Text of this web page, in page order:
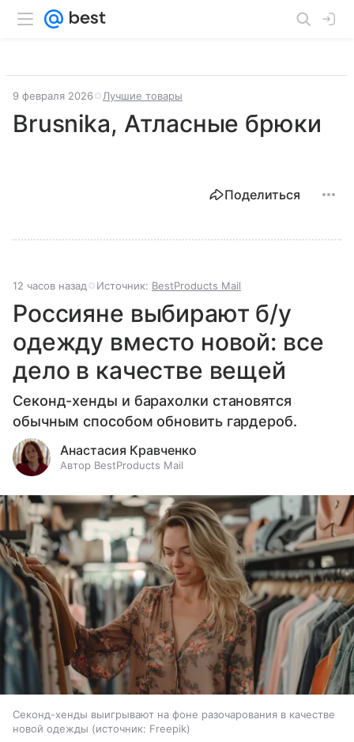
9 февраля 2026 Лучшие товары
Brusnika, Атласные брюки
Поделиться
12 часов назад Источник: BestProducts Mail
Россияне выбирают б/у
одежду вместо новой: все
дело в качестве вещей
Секонд-хенды и барахолки становятся
обычным способом обновить гардероб.
Анастасия Кравченко
Автор BestProducts Mail
Секонд-хенды выигрывают на фоне разочарования в качестве
новой одежды
источник: Freepik